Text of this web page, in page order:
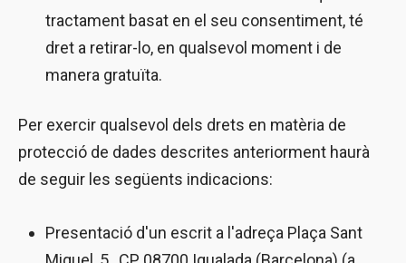
tractament basat en el seu consentiment, té
dret a retirar-lo, en qualsevol moment i de
manera gratuïta.
Per exercir qualsevol dels drets en matèria de
protecció de dades descrites anteriorment haurà
de seguir les següents indicacions:
Presentació d'un escrit a l'adreça Plaça Sant